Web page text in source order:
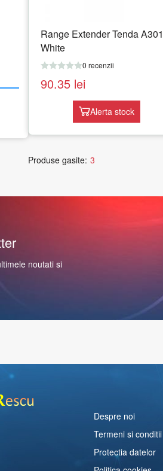
Range Extender Tenda
White
0 recenzii
90.35 lei
Alerta stock
Produse gasite: 3
noutati si
Despre noi
Termeni si conditii
Protectia datelor